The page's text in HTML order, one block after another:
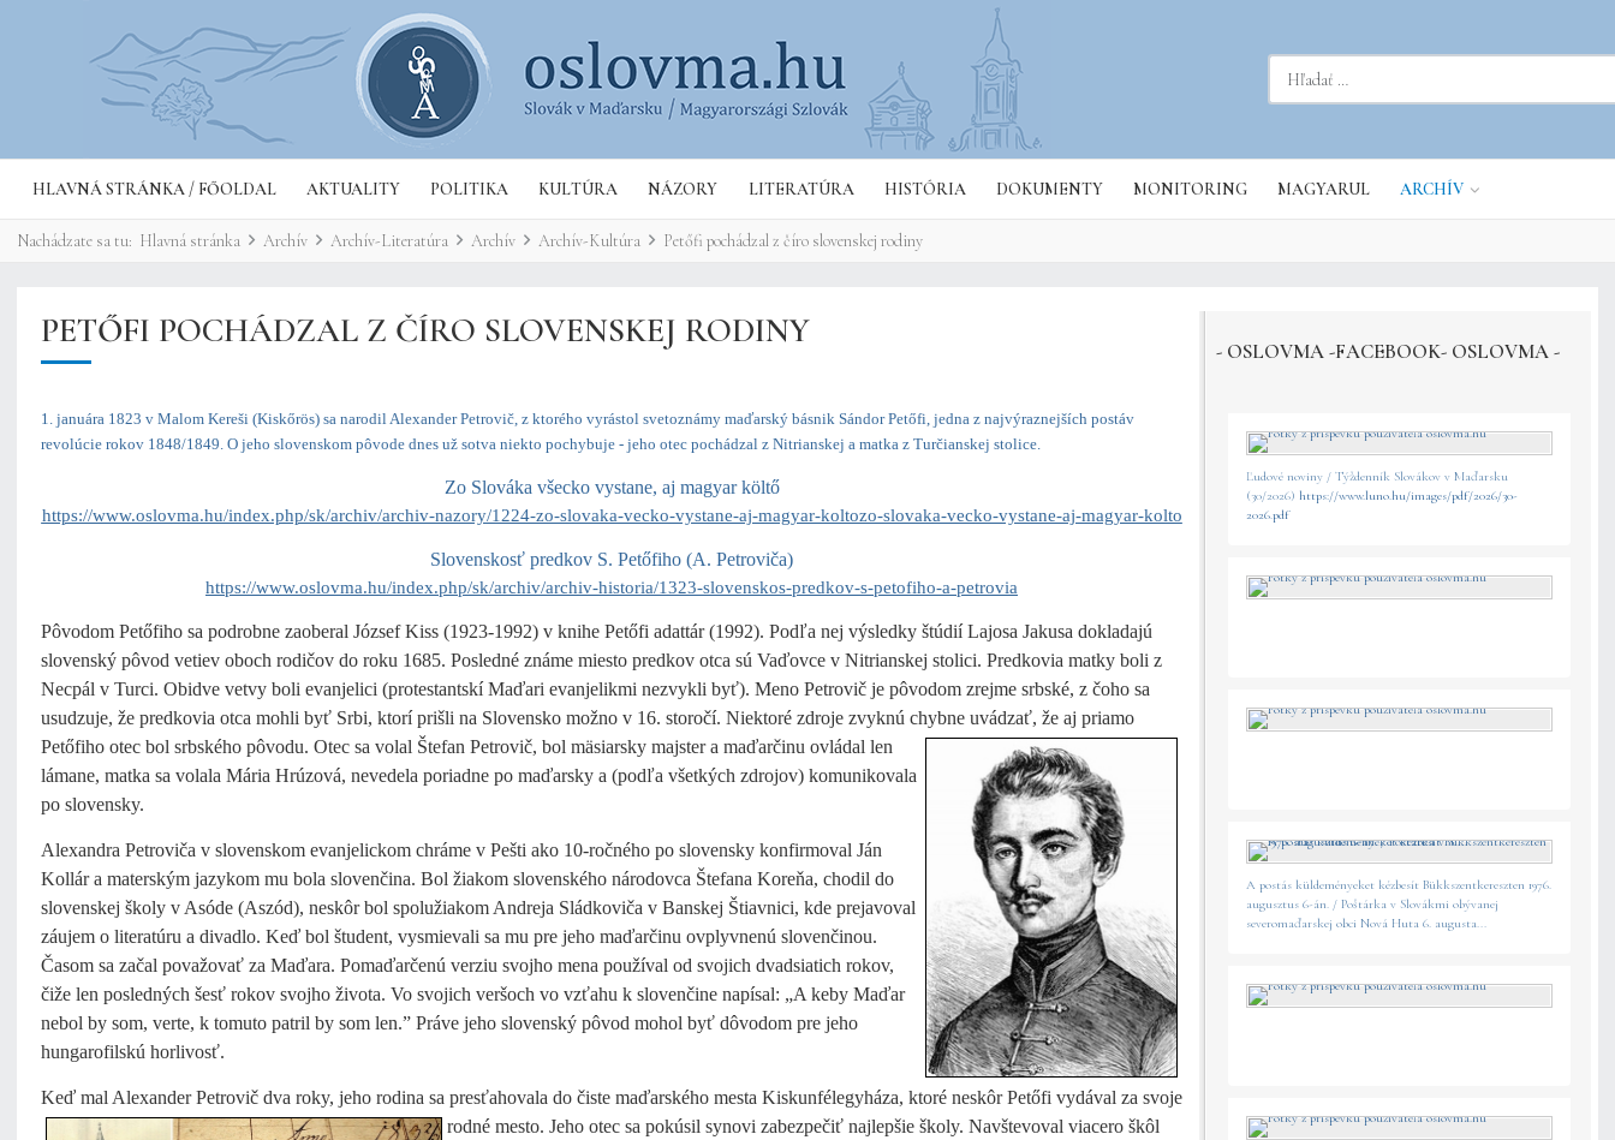
HLAVNÁ STRÁNKA / FŐOLDAL AKTUALITY POLITIKA KULTÚRA NÁZORY LITERATÚRA HISTÓRIA DOKUMENTY MONITORING MAGYARUL ARCHÍV
Nachádzate sa tu: Hlavná stránka Archív Archív-Literatúra Archív Archív-Kultúra Petőfi pochádzal z číro slovenskej rodiny
PETŐFI POCHÁDZAL Z ČÍRO SLOVENSKEJ RODINY
1. januára 1823 v Malom Kereši (Kiskőrös) sa narodil Alexander Petrovič, z ktorého vyrástol svetoznámy maďarský básnik Sándor Petőfi, jedna z najvýraznejších postáv
revolúcie rokov 1848/1849. O jeho slovenskom pôvode dnes už sotva niekto pochybuje - jeho otec pochádzal z Nitrianskej a matka z Turčianskej stolice.
Zo Slováka všecko vystane, aj magyar költő
https://www.oslovma.hu/index.php/sk/archiv/archiv-nazory/1224-zo-slovaka-vecko-vystane-aj-magyar-koltozo-slovaka-vecko-vystane-aj-magyar-kolto
Slovenskosť predkov S. Petőfiho (A. Petroviča)
https://www.oslovma.hu/index.php/sk/archiv/archiv-historia/1323-slovenskos-predkov-s-petofiho-a-petrovia
Pôvodom Petőfiho sa podrobne zaoberal József Kiss (1923-1992) v knihe Petőfi adattár (1992). Podľa nej výsledky štúdií Lajosa Jakusa dokladajú
slovenský pôvod vetiev oboch rodičov do roku 1685. Posledné známe miesto predkov otca sú Vaďovce v Nitrianskej stolici. Predkovia matky boli z
Necpál v Turci. Obidve vetvy boli evanjelici (protestantskí Maďari evanjelikmi nezvykli byť). Meno Petrovič je pôvodom zrejme srbské, z čoho sa
usudzuje, že predkovia otca mohli byť Srbi, ktorí prišli na Slovensko možno v 16. storočí. Niektoré zdroje zvyknú chybne uvádzať, že aj priamo
Petőfiho otec bol srbského pôvodu. Otec sa volal Štefan Petrovič, bol mäsiarsky majster a maďarčinu ovládal len
lámane, matka sa volala Mária Hrúzová, nevedela poriadne po maďarsky a (podľa všetkých zdrojov) komunikovala
po slovensky.
Alexandra Petroviča v slovenskom evanjelickom chráme v Pešti ako 10-ročného po slovensky konfirmoval Ján
Kollár a materským jazykom mu bola slovenčina. Bol žiakom slovenského národovca Štefana Koreňa, chodil do
slovenskej školy v Asóde (Aszód), neskôr bol spolužiakom Andreja Sládkoviča v Banskej Štiavnici, kde prejavoval
záujem o literatúru a divadlo. Keď bol študent, vysmievali sa mu pre jeho maďarčinu ovplyvnenú slovenčinou.
Časom sa začal považovať za Maďara. Pomaďarčenú verziu svojho mena používal od svojich dvadsiatich rokov,
čiže len posledných šesť rokov svojho života. Vo svojich veršoch vo vzťahu k slovenčine napísal: „A keby Maďar
nebol by som, verte, k tomuto patril by som len.” Práve jeho slovenský pôvod mohol byť dôvodom pre jeho
hungarofilskú horlivosť.
Keď mal Alexander Petrovič dva roky, jeho rodina sa presťahovala do čiste maďarského mesta Kiskunfélegyháza, ktoré neskôr Petőfi vydával za svoje
rodné mesto. Jeho otec sa pokúsil synovi zabezpečiť najlepšie školy. Navštevoval viacero škôl
- OSLOVMA -FACEBOOK- OSLOVMA -
Ľudové noviny / Týždenník Slovákov v Maďarsku
(30/2026) https://www.luno.hu/images/pdf/2026/30-
2026.pdf
A postás küldeményeket kézbesít Bükkszentkereszten 1976.
augusztus 6-án. / Poštárka v Slovákmi obývanej
severomaďarskej obci Nová Huta 6. augusta...